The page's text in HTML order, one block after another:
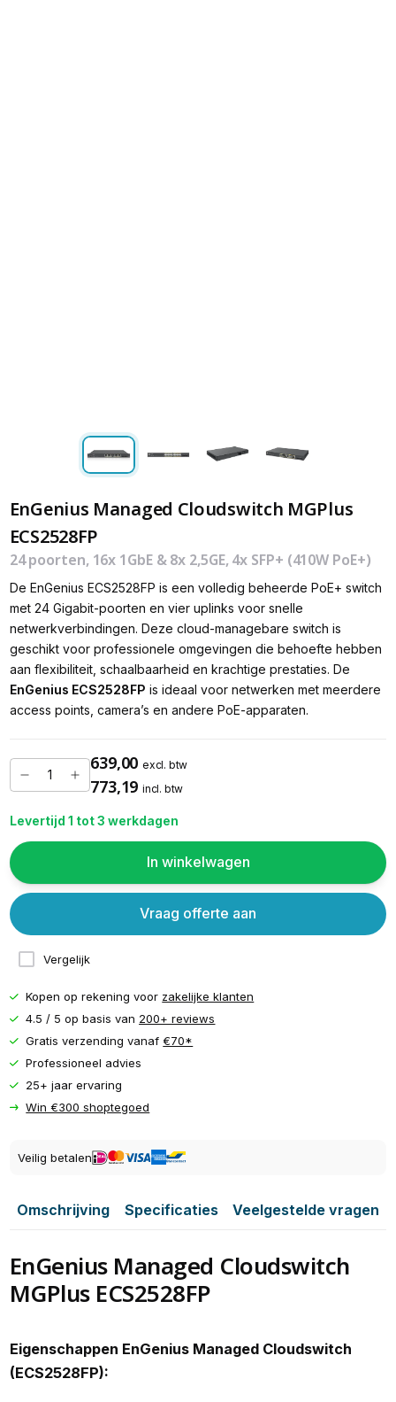
EnGenius Managed Cloudswitch MGPlus
ECS2528FP
24 poorten, 16x 1GbE & 8x 2,5GE, 4x SFP+ (410W PoE+)
De EnGenius ECS2528FP is een volledig beheerde PoE+ switch
met 24 Gigabit-poorten en vier uplinks voor snelle
netwerkverbindingen. Deze cloud-managebare switch is
geschikt voor professionele omgevingen die behoefte hebben
aan flexibiliteit, schaalbaarheid en krachtige prestaties. De
EnGenius ECS2528FP is ideaal voor netwerken met meerdere
access points, camera’s en andere PoE-apparaten.
639,00 excl. btw
773,19 incl. btw
Levertijd 1 tot 3 werkdagen
In winkelwagen
Vergelijk
Vraag offerte aan
Kopen op rekening voor zakelijke klanten
4.5 / 5 op basis van 200+ reviews
Gratis verzending vanaf€70*
Professioneel advies
25+ jaar ervaring
Win €300 shoptegoed
Veilig betalen
Omschrijving Specificaties Veelgestelde vragen
EnGenius Managed Cloudswitch
MGPlus ECS2528FP
Eigenschappen EnGenius Managed Cloudswitch
(ECS2528FP):